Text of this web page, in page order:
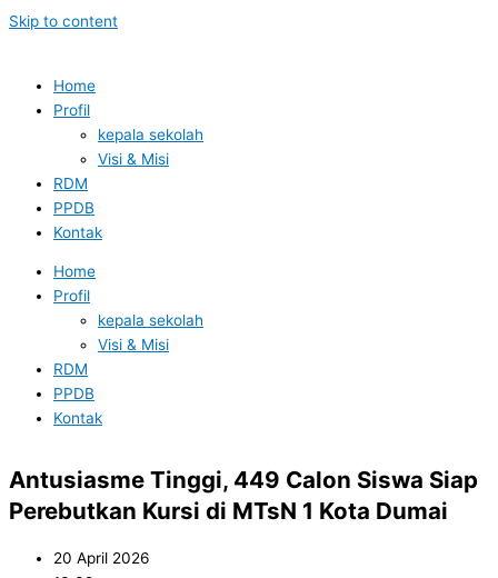
Skip to content
Home
Profil
kepala sekolah
Visi & Misi
RDM
PPDB
Kontak
Home
Profil
kepala sekolah
Visi & Misi
RDM
PPDB
Kontak
Antusiasme Tinggi, 449 Calon Siswa Siap
Perebutkan Kursi di MTsN 1 Kota Dumai
20 April 2026